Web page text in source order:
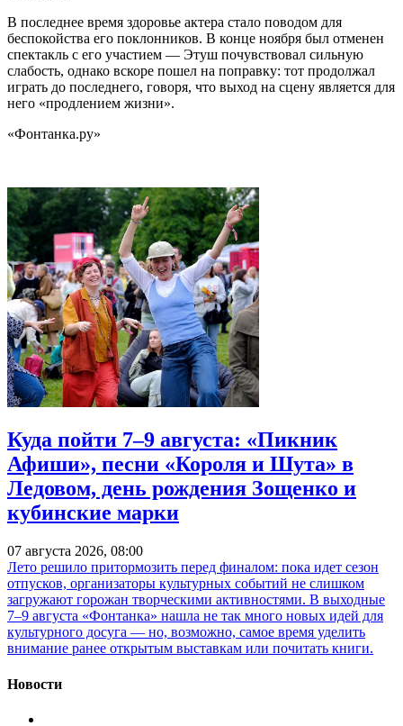
В последнее время здоровье актера стало поводом для
беспокойства его поклонников. В конце ноября был отменен
спектакль с его участием — Этуш почувствовал сильную
слабость, однако вскоре пошел на поправку: тот продолжал
играть до последнего, говоря, что выход на сцену является для
него «продлением жизни».
«Фонтанка.ру»
Куда пойти 7–9 августа: «Пикник
Афиши», песни «Короля и Шута» в
Ледовом, день рождения Зощенко и
кубинские марки
07 августа 2026, 08:00
Лето решило притормозить перед финалом: пока идет сезон
отпусков, организаторы культурных событий не слишком
загружают горожан творческими активностями. В выходные
7–9 августа «Фонтанка» нашла не так много новых идей для
культурного досуга — но, возможно, самое время уделить
внимание ранее открытым выставкам или почитать книги.
Новости